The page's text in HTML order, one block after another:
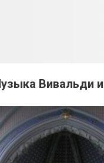
Вивальди и